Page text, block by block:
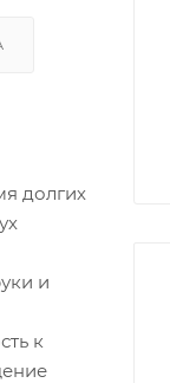
долгих
и
к